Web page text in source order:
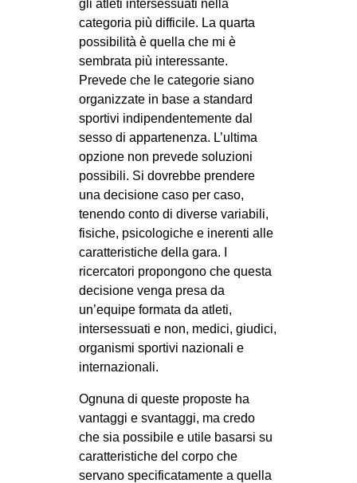
gli atleti intersessuati nella
categoria più difficile. La quarta
possibilità è quella che mi è
sembrata più interessante.
Prevede che le categorie siano
organizzate in base a standard
sportivi indipendentemente dal
sesso di appartenenza. L’ultima
opzione non prevede soluzioni
possibili. Si dovrebbe prendere
una decisione caso per caso,
tenendo conto di diverse variabili,
fisiche, psicologiche e inerenti alle
caratteristiche della gara. I
ricercatori propongono che questa
decisione venga presa da
un’equipe formata da atleti,
intersessuati e non, medici, giudici,
organismi sportivi nazionali e
internazionali.
Ognuna di queste proposte ha
vantaggi e svantaggi, ma credo
che sia possibile e utile basarsi su
caratteristiche del corpo che
servano specificatamente a quella